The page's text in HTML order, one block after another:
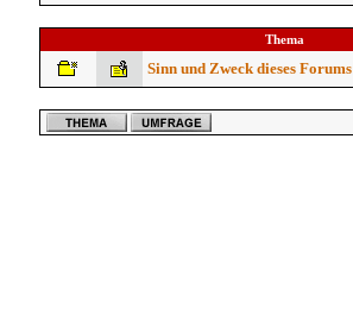
Thema
Sinn und Zweck dieses Forums